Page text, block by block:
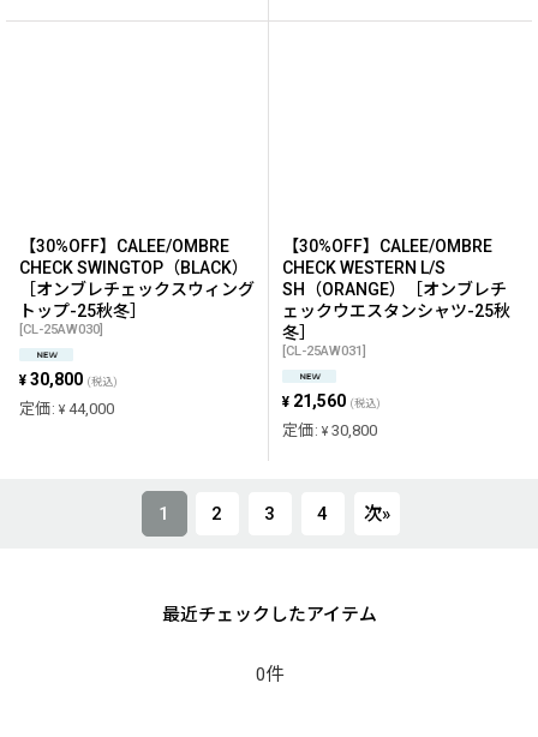
【30%OFF】CALEE/OMBRE
CHECK SWINGTOP（BLACK）
［オンブレチェックスウィング
トップ-25秋冬］
[CL-25AW030]
¥ 30,800 (税込)
定価: ¥ 44,000
【30%OFF】CALEE/OMBRE
CHECK WESTERN L/S
SH（ORANGE）［オンブレチ
ェックウエスタンシャツ-25秋
冬］
[CL-25AW031]
¥ 21,560 (税込)
定価: ¥ 30,800
1 2 3 4 次»
最近チェックしたアイテム
0件